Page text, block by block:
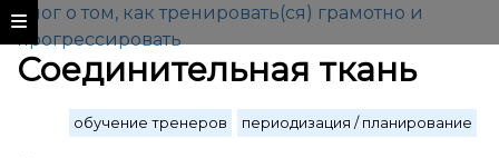
Блог о том, как тренировать(ся) грамотно и
прогрессировать
Соединительная ткань
обучение тренеров периодизация / планирование